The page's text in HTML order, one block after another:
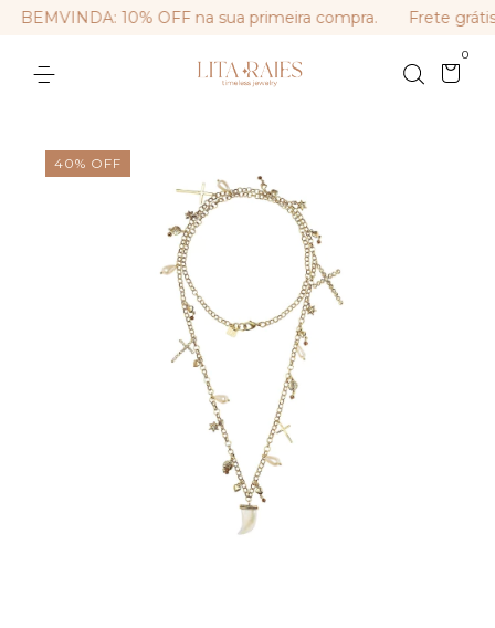
BEMVINDA: 10% OFF na sua primeira compra. Frete grátis
0
40% OFF